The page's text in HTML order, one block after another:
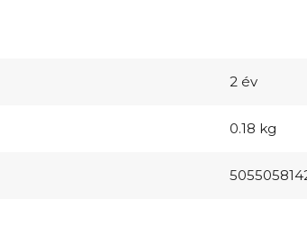
2 év
0.18 kg